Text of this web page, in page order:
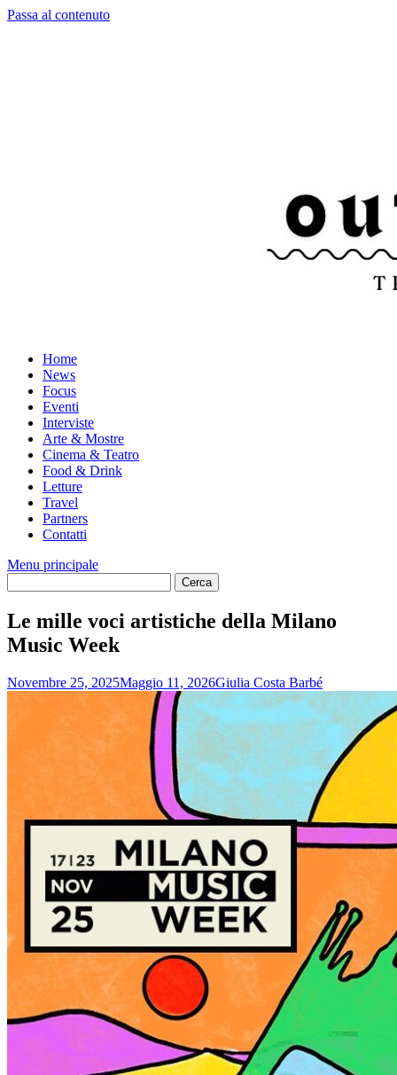
Passa al contenuto
Home
News
Focus
Eventi
Interviste
Arte & Mostre
Cinema & Teatro
Food & Drink
Letture
Travel
Partners
Contatti
Menu principale
Le mille voci artistiche della Milano
Music Week
Novembre 25, 2025Maggio 11, 2026Giulia Costa Barbé